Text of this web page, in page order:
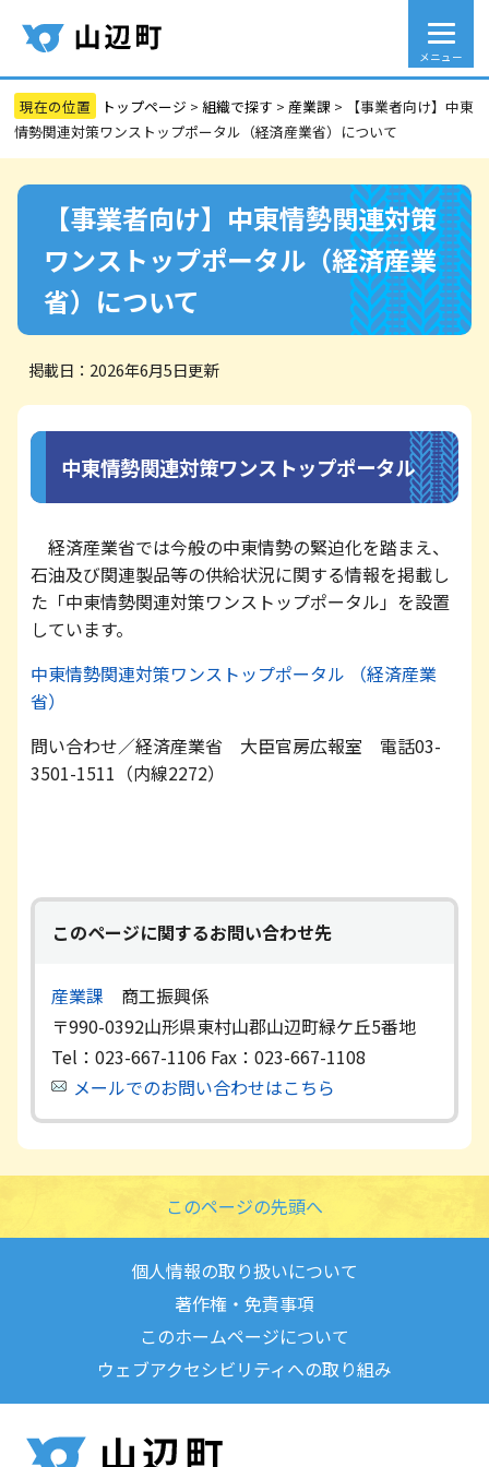
メニュー
トップページ >組織で探す > 産業課 >
【事業者向け】中東
情勢関連対策ワンストップポータル（経済産業省）について
【事業者向け】中東情勢関連対策
ワンストップポータル（経済産業
省）について
掲載日：2026年6月5日更新
中東情勢関連対策ワンストップポータル
経済産業省では今般の中東情勢の緊迫化を踏まえ、
石油及び関連製品等の供給状況に関する情報を掲載し
た「中東情勢関連対策ワンストップポータル」を設置
しています。
中東情勢関連対策ワンストップポータル （経済産業
省）
問い合わせ／経済産業省 大臣官房広報室 電話03-
3501-1511（内線2272）
このページに関するお問い合わせ先
産業課
商工振興係
〒990-0392山形県東村山郡山辺町緑ケ丘5番地
Tel：023-667-1106 Fax：023-667-1108
メールでのお問い合わせはこちら
このページの先頭へ
個人情報の取り扱いについて
著作権・免責事項
このホームページについて
ウェブアクセシビリティへの取り組み